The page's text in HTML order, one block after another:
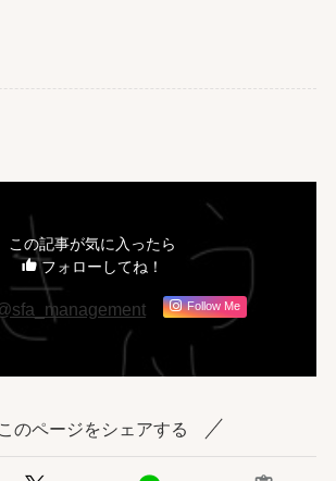
この記事が気に入ったら
フォローしてね！
Follow Me
このページをシェアする